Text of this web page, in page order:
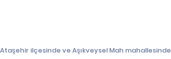
ilçesinde ve Aşıkveysel Mah mahallesinde